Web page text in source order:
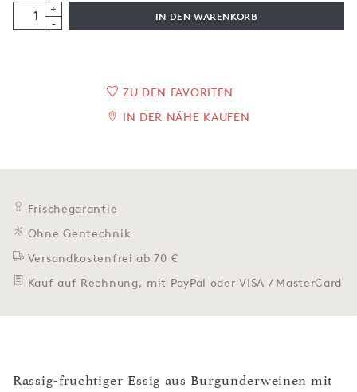
+
-
IN DEN WARENKORB
ZU DEN FAVORITEN
IN DER NÄHE KAUFEN
Frischegarantie
Ohne Gentechnik
Versandkostenfrei ab 70 €
Kauf auf Rechnung, mit PayPal oder VISA / MasterCard
Rassig-fruchtiger Essig aus Burgunderweinen mit